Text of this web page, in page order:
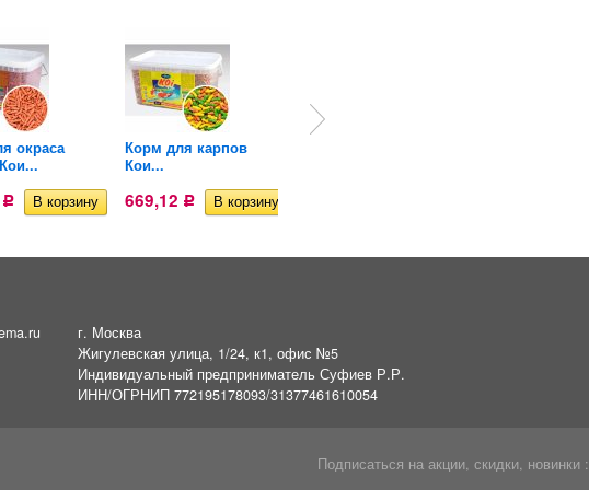
окраса
Р
Корм для карпов
Кои...
669,12 Р
г. Москва
Жигулевская улица, 1/24, к1, офис №5
Индивидуальный предприниматель Суфиев Р.Р.
ИНН/ОГРНИП 772195178093/31377461610054
Подписаться на акции, скидки, новинки :